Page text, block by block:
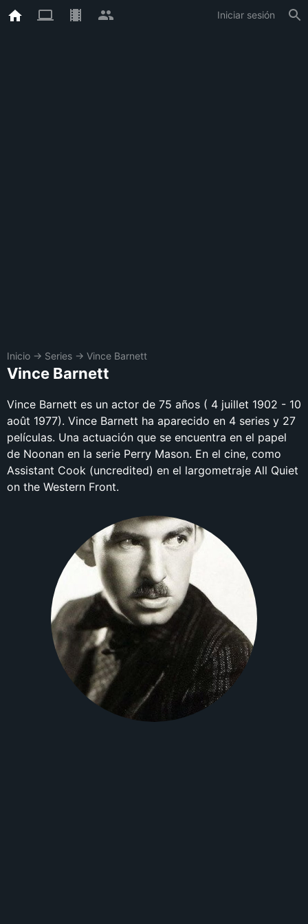
Iniciar sesión
Inicio → Series → Vince Barnett
Vince Barnett
Vince Barnett es un actor de 75 años ( 4 juillet 1902 - 10
août 1977). Vince Barnett ha aparecido en 4 series y 27
películas. Una actuación que se encuentra en el papel
de Noonan en la serie Perry Mason. En el cine, como
Assistant Cook (uncredited) en el largometraje All Quiet
on the Western Front.